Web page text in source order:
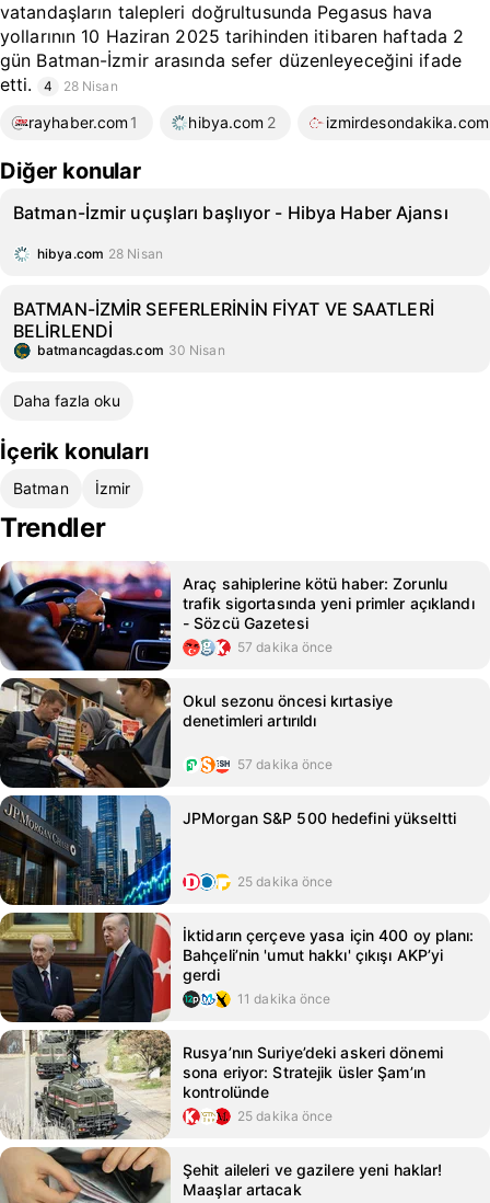
vatandaşların talepleri doğrultusunda Pegasus hava
yollarının 10 Haziran 2025 tarihinden itibaren haftada 2
gün Batman-İzmir arasında sefer düzenleyeceğini ifade
etti.
4 28 Nisan
rayhaber.com 1 hibya.com 2
Diğer konular
Batman-İzmir uçuşları başlıyor - Hibya Haber Ajansı
hibya.com 28 Nisan
BATMAN-İZMİR SEFERLERİNİN FİYAT VE SAATLERİ
BELİRLENDİ
batmancagdas.com 30 Nisan
Daha fazla oku
İçerik konuları
Batman İzmir
Trendler
Araç sahiplerine kötü haber: Zorunlu
trafik sigortasında yeni primler açıklandı
- Sözcü Gazetesi
57 dakika önce
Okul sezonu öncesi kırtasiye
denetimleri artırıldı
57 dakika önce
JPMorgan S&P 500 hedefini yükseltti
25 dakika önce
İktidarın çerçeve yasa için 400 oy planı:
Bahçeli’nin 'umut hakkı' çıkışı AKP’yi
gerdi
11 dakika önce
Rusya’nın Suriye’deki askeri dönemi
sona eriyor: Stratejik üsler Şam’ın
kontrolünde
25 dakika önce
Şehit aileleri ve gazilere yeni haklar!
Maaşlar artacak